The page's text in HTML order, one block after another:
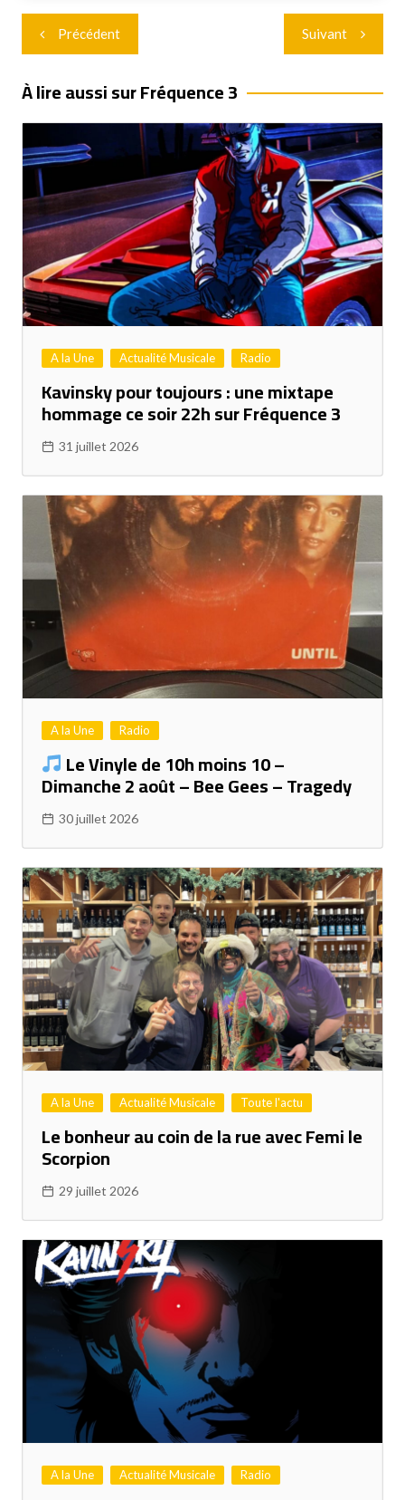
Navigation
de
l’article
Précédent Suivant
À lire aussi sur Fréquence 3
A la Une Actualité Musicale Radio
Kavinsky pour toujours : une mixtape
hommage ce soir 22h sur Fréquence 3
31 juillet 2026
A la Une Radio
Le Vinyle de 10h moins 10 –
Dimanche 2 août – Bee Gees – Tragedy
30 juillet 2026
A la Une Actualité Musicale Toute l'actu
Le bonheur au coin de la rue avec Femi le
Scorpion
29 juillet 2026
A la Une Actualité Musicale Radio